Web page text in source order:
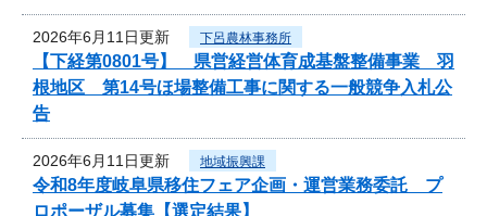
2026年6月11日更新 下呂農林事務所
【下経第0801号】 県営経営体育成基盤整備事業 羽
根地区 第14号ほ場整備工事に関する一般競争入札公
告
2026年6月11日更新 地域振興課
令和8年度岐阜県移住フェア企画・運営業務委託 プ
ロポーザル募集【選定結果】